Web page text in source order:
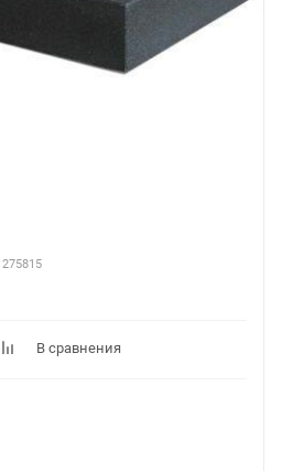
275815
В сравнения